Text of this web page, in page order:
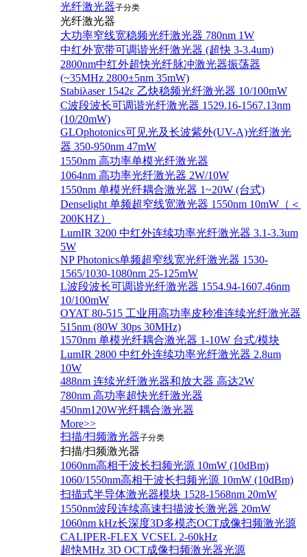
光纤激光器子分类
光纤激光器
大功率窄线宽稳频光纤激光器 780nm 1W
中红外宽带可调谐光纤激光器 (超快 3-3.4um)
2800nm中红外超快光纤脉冲激光器振荡器
(~35MHz 2800±5nm 35mW)
Stabiλaser 1542ε 乙炔稳频光纤激光器 10/100mW
C波段波长可调谐光纤激光器 1529.16-1567.13nm
(10/20mW)
GLOphotonics可见光及长波紫外(UV-A)光纤激光
器 350-950nm 47mW
1550nm 高功率单模光纤激光器
1064nm 高功率光纤激光器 2W/10W
1550nm 单模光纤耦合激光器 1~20W (台式)
Denselight 单频超窄线宽激光器 1550nm 10mW（＜
200KHZ）
LumIR 3200 中红外连续功率光纤激光器 3.1-3.3um
5W
NP Photonics单频超窄线宽光纤激光器 1530-
1565/1030-1080nm 25-125mW
L波段波长可调谐光纤激光器 1554.94-1607.46nm
10/100mW
OYAT 80-515 工业用高功率皮秒准连续光纤激光器
515nm (80W 30ps 30MHz)
1570nm 单模光纤耦合激光器 1-10W 台式/模块
LumIR 2800 中红外连续功率光纤激光器 2.8um
10W
488nm 连续光纤激光器和放大器 高达2W
780nm 高功率超快光纤激光器
450nm120W光纤耦合激光器
More>>
扫描/扫频激光器子分类
扫描/扫频激光器
1060nm高相干波长扫频光源 10mW (10dBm)
1060/1550nm高相干波长扫频光源 10mW (10dBm)
扫描式半导体激光器模块 1528-1568nm 20mW
1550nm波段连续高速扫描波长激光器 20mW
1060nm kHz长深度3D多模态OCT成像扫频激光源
CALIPER-FLEX VCSEL 2-60kHz
超快MHz 3D OCT成像扫频激光器光源